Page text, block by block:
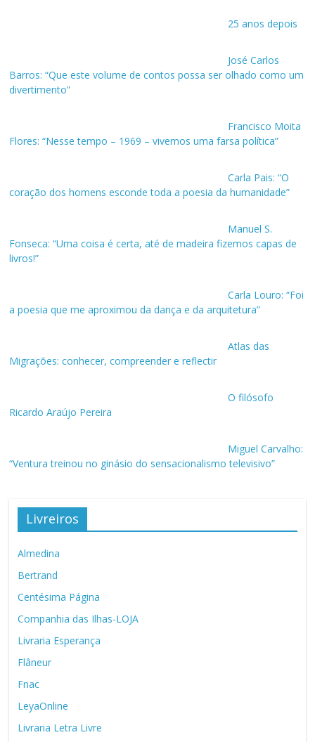
25 anos depois
José Carlos
Barros: “Que este volume de contos possa ser olhado como um
divertimento”
Francisco Moita
Flores: “Nesse tempo – 1969 – vivemos uma farsa política”
Carla Pais: “O
coração dos homens esconde toda a poesia da humanidade”
Manuel S.
Fonseca: “Uma coisa é certa, até de madeira fizemos capas de
livros!”
Carla Louro: “Foi
a poesia que me aproximou da dança e da arquitetura”
Atlas das
Migrações: conhecer, compreender e reflectir
O filósofo
Ricardo Araújo Pereira
Miguel Carvalho:
“Ventura treinou no ginásio do sensacionalismo televisivo”
Livreiros
Almedina
Bertrand
Centésima Página
Companhia das Ilhas-LOJA
Livraria Esperança
Flâneur
Fnac
LeyaOnline
Livraria Letra Livre